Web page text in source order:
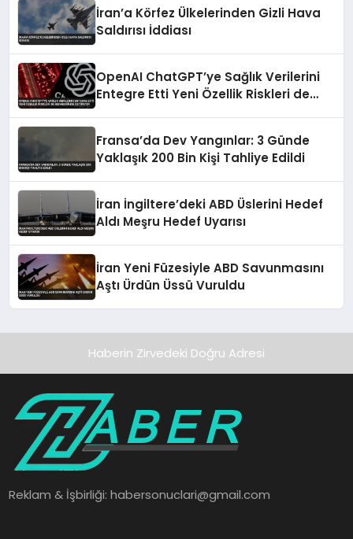
İran’a Körfez Ülkelerinden Gizli Hava
Saldırısı İddiası
OpenAI ChatGPT’ye Sağlık Verilerini
Entegre Etti Yeni Özellik Riskleri de
Fransa’da Dev Yangınlar: 3 Günde
Yaklaşık 200 Bin Kişi Tahliye Edildi
İran İngiltere’deki ABD Üslerini Hedef
Aldı Meşru Hedef Uyarısı
İran Yeni Füzesiyle ABD Savunmasını
Aştı Ürdün Üssü Vuruldu
Haberin Zirvedeki Doğru Adresi
Reklam & İşbirliği:habersonuclari@gmail.com